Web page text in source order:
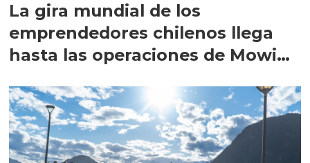
La gira mundial de los
emprendedores chilenos llega
hasta las operaciones de Mowi